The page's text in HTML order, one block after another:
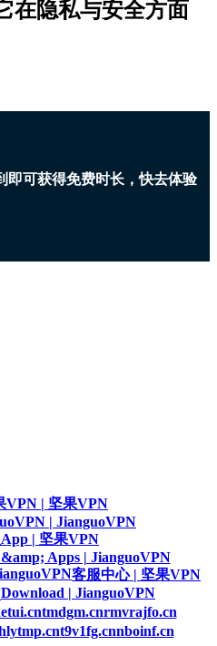
在隐私与安全方面
即可获得免费时长，快去体验
VPN | 坚果VPN
| JianguoVPN
| 坚果VPN
Apps | JianguoVPN
客服中心 | 坚果VPN
Download | JianguoVPN
tmdgm.cnrmvrajfo.cn
t9v1fg.cnnboinf.cn